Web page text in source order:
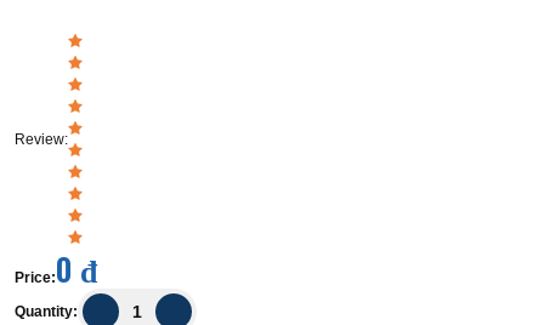
Review:
Price:0 đ
Quantity: